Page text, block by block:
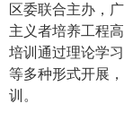
区委联合主办，
主义者培养工程
培训通过理论学
等多种形式开展
训。